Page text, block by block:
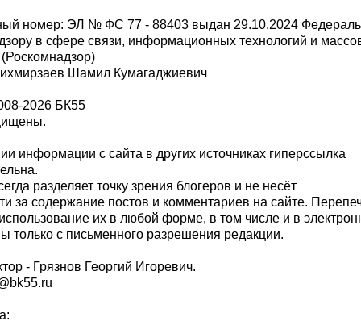
номер: ЭЛ № ФС 77 - 88403 выдан 29.10.2024
в сфере связи, информационных технологий и
Шамил Кумагаджиевич
2026 БК55
информации с сайта в других источниках гиперссылка
разделяет точку зрения блогеров и не несёт
за содержание постов и комментариев на сайте.
их в любой форме, в том числе и в
с письменного разрешения редакции.
- Грязнов Георгий Игоревич.